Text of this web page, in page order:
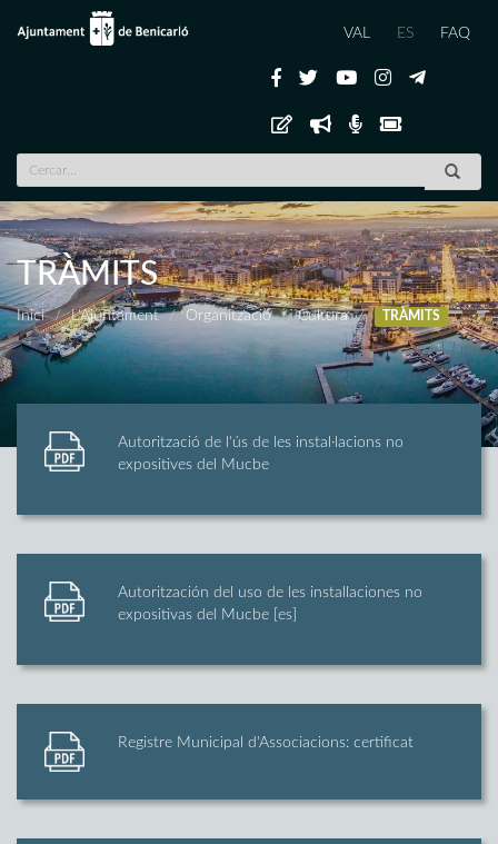
VAL ES FAQ
TRÀMITS
Inici L'Ajuntament Organització Cultura TRÀMITS
Autorització de l'ús de les instal·lacions no
expositives del Mucbe
Autoritzación del uso de les installaciones no
expositivas del Mucbe [es]
Registre Municipal d'Associacions: certificat